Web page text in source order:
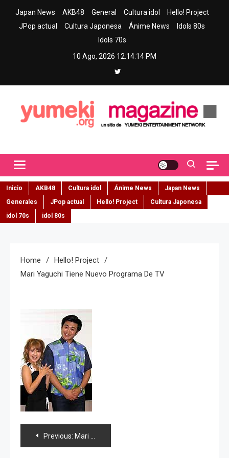
Japan News AKB48 General Cultura idol
Hello! Project
JPop actual
Cultura Japonesa Ánime News
Idols 80s
Idols 70s
10 Ago, 2026 12:14:15 PM
Inicio AKB48 Cultura idol Ánime News
Japan News
Generales
JPop actual Hello! Project
Cultura Japonesa
idol 70s
idol 80s
Home
Hello! Project
Mari Yaguchi Tiene Nuevo Programa De TV
Navegación
Previous: Mari Yaguchi tiene nuevo programa de TV